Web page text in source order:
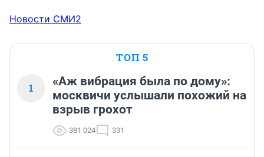
Новости СМИ2
ТОП 5
1
«Аж вибрация была по дому»:
москвичи услышали похожий на
взрыв грохот
381 024 331